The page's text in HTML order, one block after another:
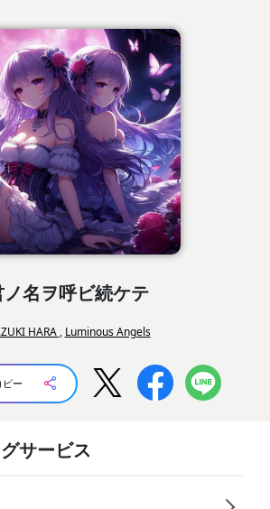
名ヲ呼ビ続ケテ
HARA , Luminous Angels
ピー
サービス